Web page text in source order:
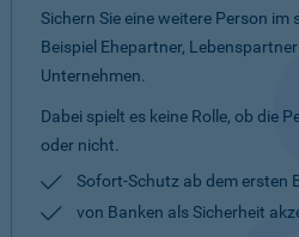
Sichern Sie eine weitere Person im
Beispiel Ehepartner,
Unternehmen.
Dabei spielt es keine Rolle, ob die
oder nicht.
Sofort-Schutz ab dem ersten
von Banken als Sicherheit